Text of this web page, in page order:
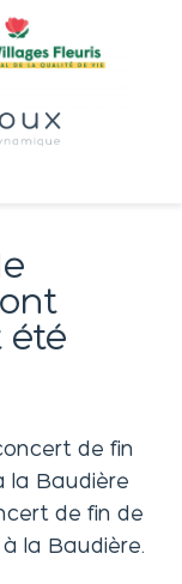
été
de fin
la Baudière
de fin de
la Baudière.